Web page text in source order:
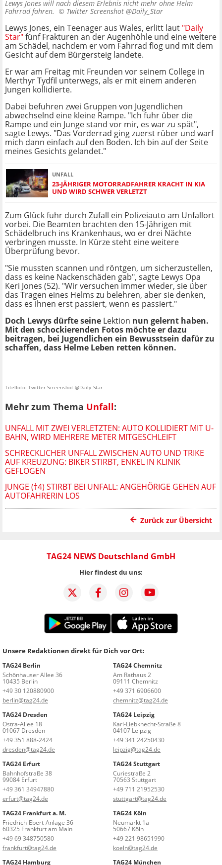
Lewys Jones will nach diesem Erlebnis nicht mehr ohne Helm
Fahrrad fahren. © Twitter Screenshot @Daily_Star
Lewys Jones, ein Teenager aus Wales, erlitt laut "Daily
Star"fünf Frakturen an der Augenhöhle und eine weitere
am Schädel, nachdem er vom Fahrrad flog und mit dem
Gesicht auf dem Bürgersteig landete.
Er war am Freitag mit Freunden vor seinem College in
Merthyr Tydfil unterwegs, als er mit einem anderen
Jungen kollidierte.
Dabei befuhren zwei Gruppen von Jugendlichen
abwechselnd eine kleine Rampe. "Ich fuhr über die
Rampe und ein Junge stand vor mir, es war zu spät",
sagte Lewys. "Das Vorderrad ging zuerst rüber und warf
mich dann einfach auf den Boden. Ich bin auf der Seite
meines Gesichts gelandet."
UNFALL
23-JÄHRIGER MOTORRADFAHRER KRACHT IN KIA
UND WIRD SCHWER VERLETZT
Zum Glück fuhr durch Zufall ein Polizeiauto am Unfallort
vorbei. Die Beamten brachten den 15-Jährigen mit
Schädelbruch ins Krankenhaus, wo er drei Nächte
verbringen musste. In Kürze steht eine weitere
Überprüfung bevor.
"Sie mussten scannen und röntgen, um sicherzustellen,
dass es keine Nackenschäden gab", sagte Lewys Opa
Keri Jones (52). "Wir versuchen immer wieder, sie über
das Tragen eines Helms zu belehren, aber sie denken,
dass es ihnen erst passiert, wenn es passiert."
Doch Lewys dürfte seine Lektion nun gelernt haben.
Mit den schockierenden Fotos möchte er dazu
beitragen, bei Jugendlichen ein Bewusstsein dafür zu
schaffen, dass Helme Leben retten können.
Titelfoto: Twitter Screenshot @Daily_Star
Mehr zum Thema Unfall:
UNFALL MIT ZWEI VERLETZTEN: AUTO KOLLIDIERT MIT U-
BAHN, WIRD MEHRERE METER MITGESCHLEIFT
SCHRECKLICHER UNFALL ZWISCHEN AUTO UND TRIKE
AUF KREUZUNG: BIKER STIRBT, ENKEL IN KLINIK
GEFLOGEN
JUNGE (†4) STIRBT BEI UNFALL: ANGEHÖRIGE GEHEN AUF
AUTOFAHRERIN LOS
Zurück zur Übersicht
TAG24 NEWS Deutschland GmbH
Hier findest du uns:
Unsere Redaktionen direkt für Dich vor Ort:
TAG24 Berlin
Schönhauser Allee 36
10435 Berlin
+49 30 120880900
berlin@tag24.de
TAG24 Chemnitz
Am Rathaus 2
09111 Chemnitz
+49 371 6906600
chemnitz@tag24.de
TAG24 Dresden
Ostra-Allee 18
01067 Dresden
+49 351 888-2424
dresden@tag24.de
TAG24 Leipzig
Karl-Liebknecht-Straße 8
04107 Leipzig
+49 341 24250430
leipzig@tag24.de
TAG24 Erfurt
Bahnhofstraße 38
99084 Erfurt
+49 361 34947880
erfurt@tag24.de
TAG24 Stuttgart
Curiestraße 2
70563 Stuttgart
+49 711 21952530
stuttgart@tag24.de
TAG24 Frankfurt a. M.
Friedrich-Ebert-Anlage 36
60325 Frankfurt am Main
+49 69 348750580
frankfurt@tag24.de
TAG24 Köln
Neumarkt 1a
50667 Köln
+49 221 98651990
koeln@tag24.de
TAG24 Hamburg
TAG24 München